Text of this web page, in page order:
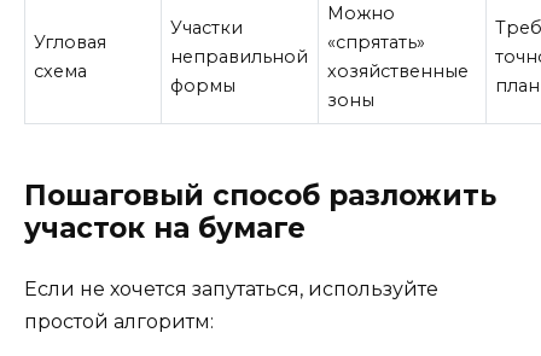
Угловая
схема
Участки
неправильной
формы
Можно
«спрятать»
хозяйственные
зоны
Пошаговый способ разложить
участок на бумаге
Если не хочется запутаться, используйте
простой алгоритм: